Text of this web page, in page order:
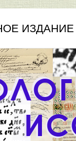
ИЗДАНИЕ